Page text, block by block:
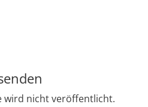
wird nicht veröffentlicht.